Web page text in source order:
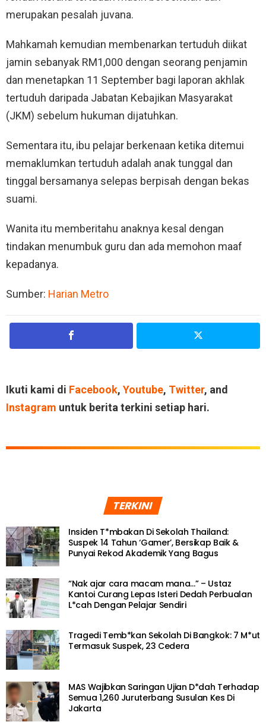
merupakan pesalah juvana.
Mahkamah kemudian membenarkan tertuduh diikat
jamin sebanyak RM1,000 dengan seorang penjamin
dan menetapkan 11 September bagi laporan akhlak
tertuduh daripada Jabatan Kebajikan Masyarakat
(JKM) sebelum hukuman dijatuhkan.
Sementara itu, ibu pelajar berkenaan ketika ditemui
memaklumkan tertuduh adalah anak tunggal dan
tinggal bersamanya selepas berpisah dengan bekas
suami.
Wanita itu memberitahu anaknya kesal dengan
tindakan menumbuk guru dan ada memohon maaf
kepadanya.
Sumber: Harian Metro
Ikuti kami di Facebook, Youtube, Twitter, and
Instagram untuk berita terkini setiap hari.
TERKINI
Insiden T*mbakan Di Sekolah Thailand:
Suspek 14 Tahun ‘Gamer’, Bersikap Baik &
Punyai Rekod Akademik Yang Bagus
“Nak ajar cara macam mana…” – Ustaz
Kantoi Curang Lepas Isteri Dedah Perbualan
L*cah Dengan Pelajar Sendiri
Tragedi Temb*kan Sekolah Di Bangkok: 7 M*ut
Termasuk Suspek, 23 Cedera
MAS Wajibkan Saringan Ujian D*dah Terhadap
Semua 1,260 Juruterbang Susulan Kes Di
Jakarta